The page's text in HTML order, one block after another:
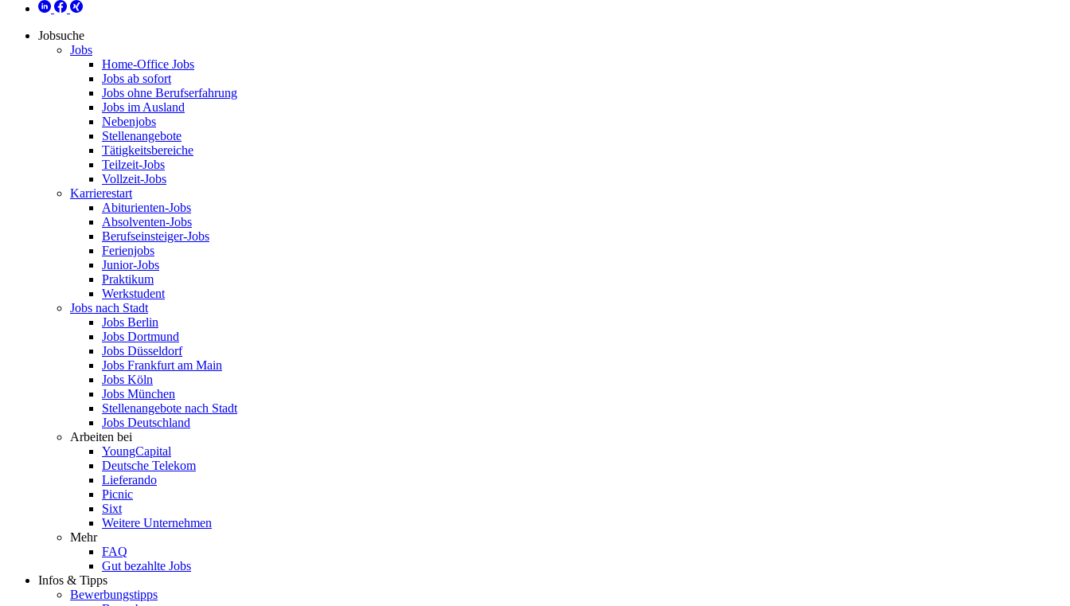
Jobsuche
Jobs
Home-Office Jobs
Jobs ab sofort
Jobs ohne Berufserfahrung
Jobs im Ausland
Nebenjobs
Stellenangebote
Tätigkeitsbereiche
Teilzeit-Jobs
Vollzeit-Jobs
Karrierestart
Abiturienten-Jobs
Absolventen-Jobs
Berufseinsteiger-Jobs
Ferienjobs
Junior-Jobs
Praktikum
Werkstudent
Jobs nach Stadt
Jobs Berlin
Jobs Dortmund
Jobs Düsseldorf
Jobs Frankfurt am Main
Jobs Köln
Jobs München
Stellenangebote nach Stadt
Jobs Deutschland
Arbeiten bei
YoungCapital
Deutsche Telekom
Lieferando
Picnic
Sixt
Weitere Unternehmen
Mehr
FAQ
Gut bezahlte Jobs
Infos & Tipps
Bewerbungstipps